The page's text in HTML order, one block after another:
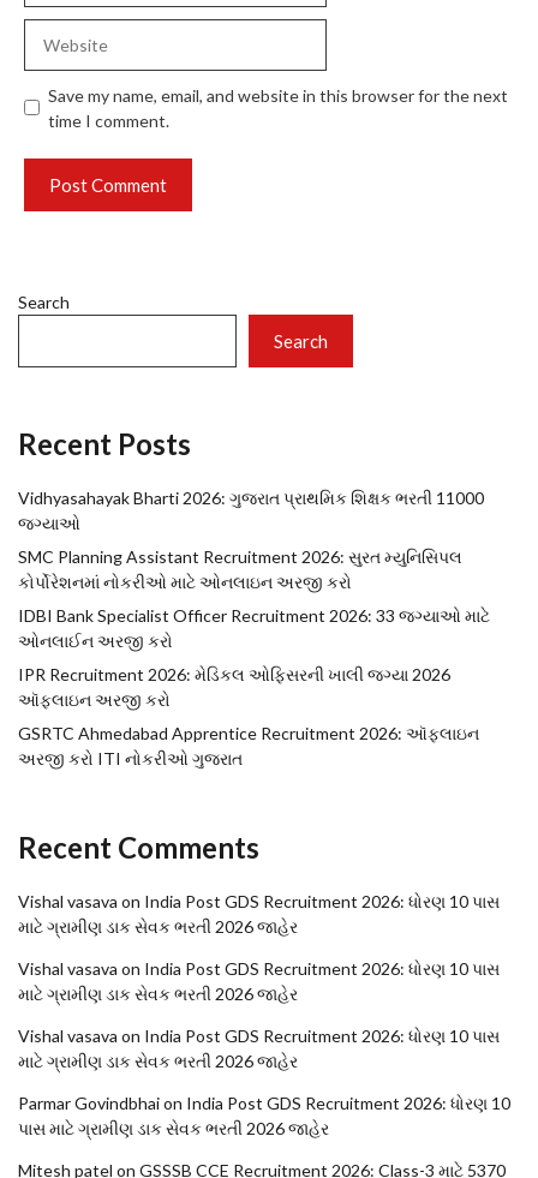
Save my name, email, and website in this browser for the next
time I comment.
Search
Search
Recent Posts
Vidhyasahayak Bharti 2026: ગુજરાત પ્રાથમિક શિક્ષક ભરતી 11000
જગ્યાઓ
SMC Planning Assistant Recruitment 2026: સુરત મ્યુનિસિપલ
કોર્પોરેશનમાં નોકરીઓ માટે ઓનલાઇન અરજી કરો
IDBI Bank Specialist Officer Recruitment 2026: 33 જગ્યાઓ માટે
ઓનલાઈન અરજી કરો
IPR Recruitment 2026: મેડિકલ ઓફિસરની ખાલી જગ્યા 2026
ઑફલાઇન અરજી કરો
GSRTC Ahmedabad Apprentice Recruitment 2026: ઑફલાઇન
અરજી કરો ITI નોકરીઓ ગુજરાત
Recent Comments
Vishal vasava on India Post GDS Recruitment 2026: ધોરણ 10 પાસ
માટે ગ્રામીણ ડાક સેવક ભરતી 2026 જાહેર
Vishal vasava on India Post GDS Recruitment 2026: ધોરણ 10 પાસ
માટે ગ્રામીણ ડાક સેવક ભરતી 2026 જાહેર
Vishal vasava on India Post GDS Recruitment 2026: ધોરણ 10 પાસ
માટે ગ્રામીણ ડાક સેવક ભરતી 2026 જાહેર
Parmar Govindbhaion India Post GDS Recruitment 2026: ધોરણ 10
પાસ માટે ગ્રામીણ ડાક સેવક ભરતી 2026 જાહેર
Mitesh patel on GSSSB CCE Recruitment 2026: Class-3 માટે 5370